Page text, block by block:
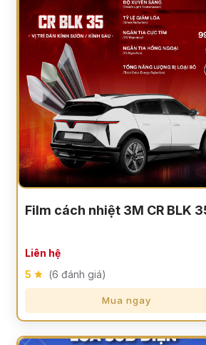
Film cách nhiệt 3M CR BLK
Liên hệ
5
(6 đánh giá)
Mua ngay